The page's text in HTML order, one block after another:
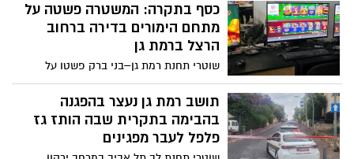
כסף בתקרה: המשטרה פשטה על
מתחם הימורים בדירה ברחוב
הרצל ברמת גן
שוטרי תחנת רמת גן–בני ברק פשטו על
מתחם הימורים בלתי חוקי ברמת גן; 31
מחשבי הימורים נתפסו ושני מחזיקי המקום
נעצרו
תושב רמת גן נעצר בהפגנה
בהבימה בתקרית שבה הותז גז
פלפל לעבר מפגינים